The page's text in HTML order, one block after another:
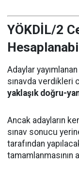
YÖKDİL/2
Adaylar
sınavda verdikleri
yaklaşık doğru-
Ancak adayların
sınav sonucu
tarafından
tamamlanmasının